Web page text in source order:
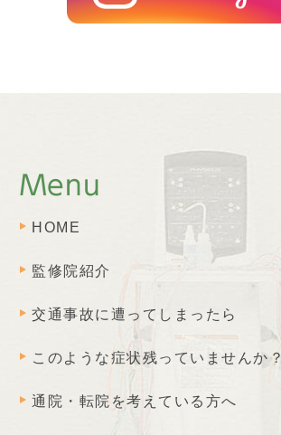
Menu
HOME
監修院紹介
交通事故に遭ってしまったら
このような症状残っていませんか？
通院・転院を考えている方へ